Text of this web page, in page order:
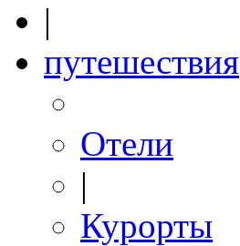
|
путешествия
Отели
|
Курорты